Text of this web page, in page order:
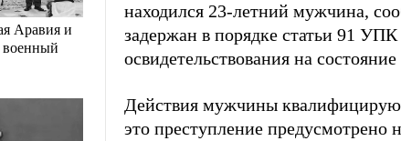
Аравия и
военный
находился 23-летний мужчина,
задержан в порядке статьи 91
освидетельствования на
Действия мужчины
это преступление предусмотрено